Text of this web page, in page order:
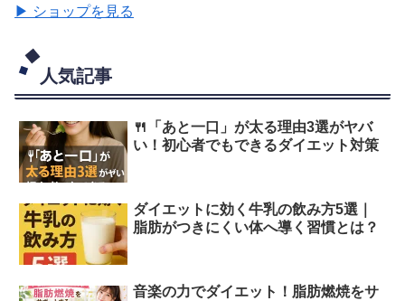
▶ ショップを見る
人気記事
🍴「あと一口」が太る理由3選がヤバ
い！初心者でもできるダイエット対策
ダイエットに効く牛乳の飲み方5選｜
脂肪がつきにくい体へ導く習慣とは？
音楽の力でダイエット！脂肪燃焼をサ